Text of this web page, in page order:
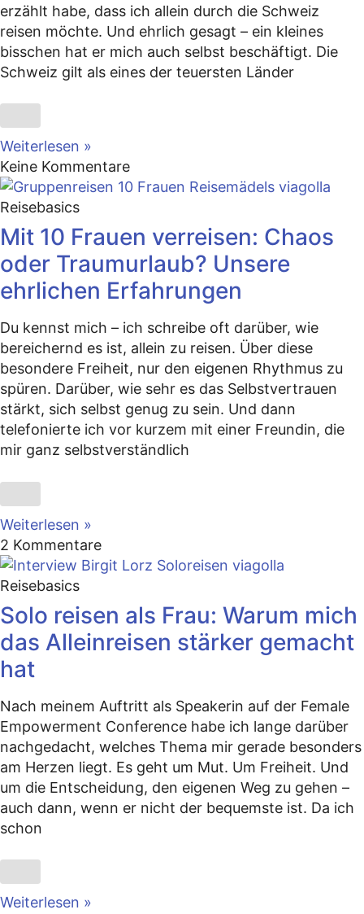
erzählt habe, dass ich allein durch die Schweiz
reisen möchte. Und ehrlich gesagt – ein kleines
bisschen hat er mich auch selbst beschäftigt. Die
Schweiz gilt als eines der teuersten Länder
Weiterlesen »
Keine Kommentare
Reisebasics
Mit 10 Frauen verreisen: Chaos
oder Traumurlaub? Unsere
ehrlichen Erfahrungen
Du kennst mich – ich schreibe oft darüber, wie
bereichernd es ist, allein zu reisen. Über diese
besondere Freiheit, nur den eigenen Rhythmus zu
spüren. Darüber, wie sehr es das Selbstvertrauen
stärkt, sich selbst genug zu sein. Und dann
telefonierte ich vor kurzem mit einer Freundin, die
mir ganz selbstverständlich
Weiterlesen »
2 Kommentare
Reisebasics
Solo reisen als Frau: Warum mich
das Alleinreisen stärker gemacht
hat
Nach meinem Auftritt als Speakerin auf der Female
Empowerment Conference habe ich lange darüber
nachgedacht, welches Thema mir gerade besonders
am Herzen liegt. Es geht um Mut. Um Freiheit. Und
um die Entscheidung, den eigenen Weg zu gehen –
auch dann, wenn er nicht der bequemste ist. Da ich
schon
Weiterlesen »